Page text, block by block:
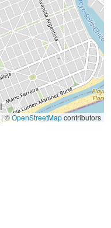
|©OpenStreetMapcontributors